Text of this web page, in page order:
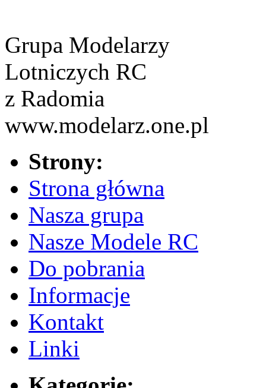
Grupa Modelarzy
Lotniczych RC
z Radomia
www.modelarz.one.pl
Strony:
Strona główna
Nasza grupa
Nasze Modele RC
Do pobrania
Informacje
Kontakt
Linki